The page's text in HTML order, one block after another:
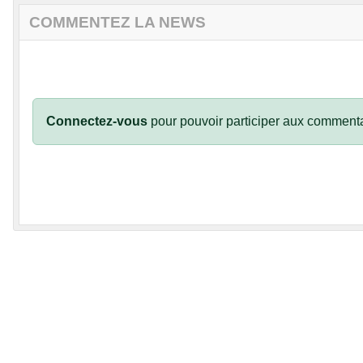
COMMENTEZ LA NEWS
Connectez-vous pour pouvoir participer aux